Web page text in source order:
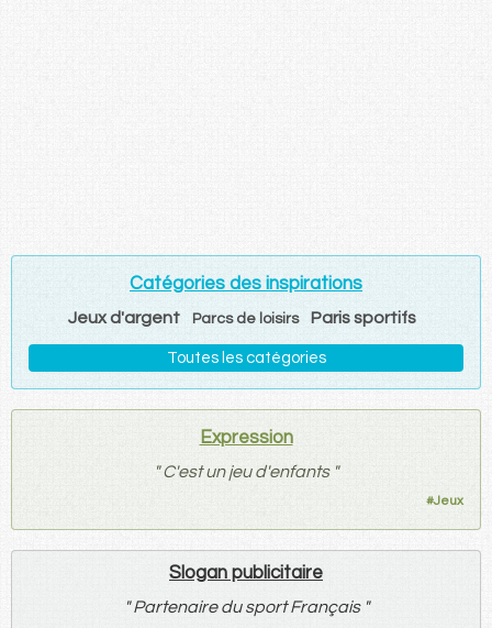
Catégories des inspirations
Jeux d'argent Parcs de loisirs Paris sportifs
Toutes les catégories
Expression
" C'est un jeu d'enfants "
#Jeux
Slogan publicitaire
" Partenaire du sport Français "